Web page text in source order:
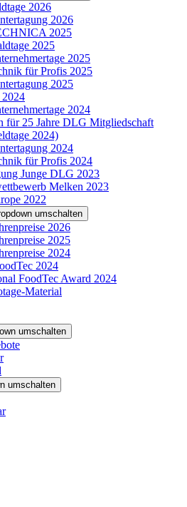
2026
2026
2025
2025
2025
für Profis 2025
2025
2024
für 25 Jahre DLG Mitgliedschaft
2024)
2024
für Profis 2024
Junge DLG 2023
Melken 2023
2022
umschalten
2026
2025
2024
2024
FoodTec Award 2024
Material
umschalten
umschalten